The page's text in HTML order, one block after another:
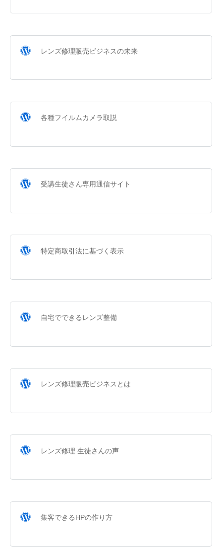
レンズ修理販売ビジネスの未来
各種フイルムカメラ取説
受講生徒さん専用通信サイト
特定商取引法に基づく表示
自宅でできるレンズ整備
レンズ修理販売ビジネスとは
レンズ修理 生徒さんの声
集客できるHPの作り方